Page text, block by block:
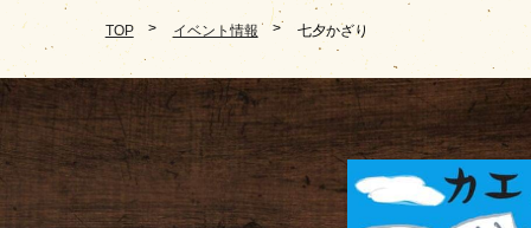
TOP イベント情報 七夕かざり